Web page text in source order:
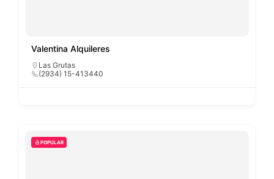
Valentina Alquileres
Las Grutas
(2934) 15-413440
POPULAR